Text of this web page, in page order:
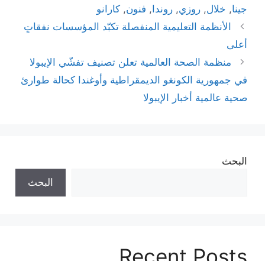
جينا, خلال, روزي, روندا , فنون, كارانو
الأنظمة التعليمية المنفصلة تكبّد المؤسسات نفقاتٍ
أعلى
منظمة الصحة العالمية تعلن تصنيف تفشّي الإيبولا
في جمهورية الكونغو الديمقراطية وأوغندا كحالة طوارئ
صحية عالمية أخبار الإيبولا
البحث
البحث